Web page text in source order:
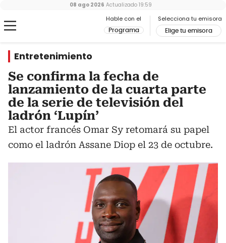
Hable con el
Programa
Selecciona tu emisora
Elige tu emisora
08 ago 2026 Actualizado 19:59
Entretenimiento
Se confirma la fecha de
lanzamiento de la cuarta parte
de la serie de televisión del
ladrón ‘Lupín’
El actor francés Omar Sy retomará su papel
como el ladrón Assane Diop el 23 de octubre.